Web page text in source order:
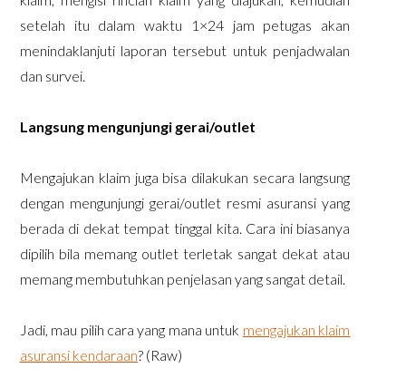
setelah itu dalam waktu 1×24 jam petugas akan
menindaklanjuti laporan tersebut untuk penjadwalan
dan survei.
Langsung mengunjungi gerai/outlet
Mengajukan klaim juga bisa dilakukan secara langsung
dengan mengunjungi gerai/outlet resmi asuransi yang
berada di dekat tempat tinggal kita. Cara ini biasanya
dipilih bila memang outlet terletak sangat dekat atau
memang membutuhkan penjelasan yang sangat detail.
Jadi, mau pilih cara yang mana untuk mengajukan klaim
asuransi kendaraan? (Raw)